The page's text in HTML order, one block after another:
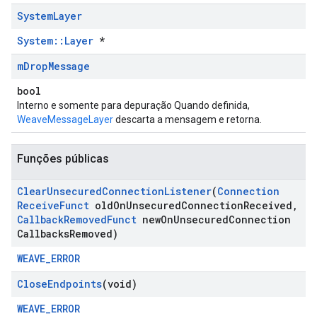
SystemLayer
System::Layer *
mDropMessage
bool
Interno e somente para depuração Quando definida,
WeaveMessageLayerdescarta a mensagem e retorna.
Funções públicas
ClearUnsecuredConnectionListener(Connection
ReceiveFunct oldOnUnsecuredConnectionReceived ,
CallbackRemovedFunct newOnUnsecuredConnection
CallbacksRemoved)
WEAVE_ERROR
CloseEndpoints(void)
WEAVE_ERROR